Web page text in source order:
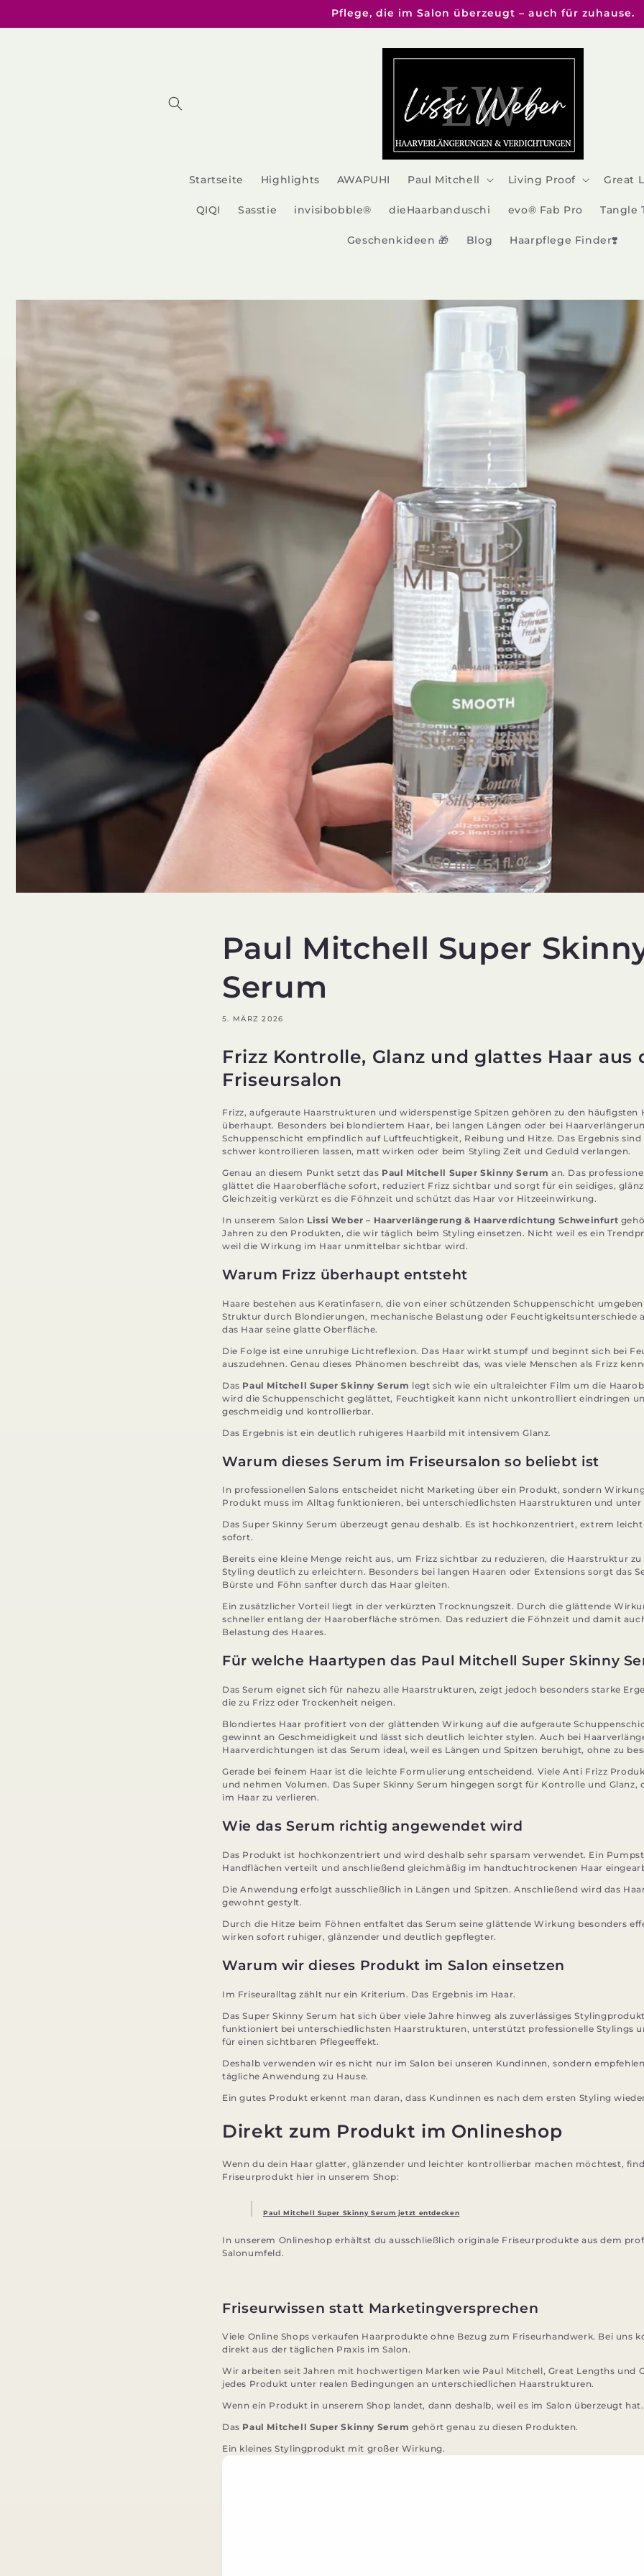
Inhalt
Pflege, die im Salon überzeugt – auch für zuhause.
Startseite Highlights AWAPUHI Paul Mitchell Living Proof Great
QIQI Sasstie invisibobble® dieHaarbanduschi evo® Fab Pro Tangle
Geschenkideen 🎁 Blog Haarpflege Finder❣️
Paul Mitchell Super
Serum
5. MÄRZ 2026
Frizz Kontrolle, Glanz und glattes Haar aus
Friseursalon
Frizz, aufgeraute Haarstrukturen und widerspenstige Spitzen gehören zu den häufigsten
überhaupt. Besonders bei blondiertem Haar, bei langen Längen oder bei
Schuppenschicht empfindlich auf Luftfeuchtigkeit, Reibung und Hitze. Das Ergebnis sind
schwer kontrollieren lassen, matt wirken oder beim Styling Zeit und Geduld verlangen.
Genau an diesem Punkt setzt das Paul Mitchell Super Skinny Serum an. Das
glättet die Haaroberfläche sofort, reduziert Frizz sichtbar und sorgt für ein seidiges,
Gleichzeitig verkürzt es die Föhnzeit und schützt das Haar vor Hitzeeinwirkung.
In unserem Salon Lissi Weber – Haarverlängerung & Haarverdichtung Schweinfurt
Jahren zu den Produkten, die wir täglich beim Styling einsetzen. Nicht weil es ein
weil die Wirkung im Haar unmittelbar sichtbar wird.
Warum Frizz überhaupt entsteht
Haare bestehen aus Keratinfasern, die von einer schützenden Schuppenschicht
Struktur durch Blondierungen, mechanische Belastung oder Feuchtigkeitsunterschiede
das Haar seine glatte Oberfläche.
Die Folge ist eine unruhige Lichtreflexion. Das Haar wirkt stumpf und beginnt sich bei
auszudehnen. Genau dieses Phänomen beschreibt das, was viele Menschen als Frizz
Das Paul Mitchell Super Skinny Serum legt sich wie ein ultraleichter Film um die
wird die Schuppenschicht geglättet, Feuchtigkeit kann nicht unkontrolliert eindringen
geschmeidig und kontrollierbar.
Das Ergebnis ist ein deutlich ruhigeres Haarbild mit intensivem Glanz.
Warum dieses Serum im Friseursalon so beliebt ist
In professionellen Salons entscheidet nicht Marketing über ein Produkt, sondern
Produkt muss im Alltag funktionieren, bei unterschiedlichsten Haarstrukturen und unter
Das Super Skinny Serum überzeugt genau deshalb. Es ist hochkonzentriert, extrem
sofort.
Bereits eine kleine Menge reicht aus, um Frizz sichtbar zu reduzieren, die Haarstruktur
Styling deutlich zu erleichtern. Besonders bei langen Haaren oder Extensions sorgt das
Bürste und Föhn sanfter durch das Haar gleiten.
Ein zusätzlicher Vorteil liegt in der verkürzten Trocknungszeit. Durch die glättende
schneller entlang der Haaroberfläche strömen. Das reduziert die Föhnzeit und damit
Belastung des Haares.
Für welche Haartypen das Paul Mitchell Super Skinny
Das Serum eignet sich für nahezu alle Haarstrukturen, zeigt jedoch besonders starke
die zu Frizz oder Trockenheit neigen.
Blondiertes Haar profitiert von der glättenden Wirkung auf die aufgeraute
gewinnt an Geschmeidigkeit und lässt sich deutlich leichter stylen. Auch bei
Haarverdichtungen ist das Serum ideal, weil es Längen und Spitzen beruhigt, ohne zu
Gerade bei feinem Haar ist die leichte Formulierung entscheidend. Viele Anti Frizz
und nehmen Volumen. Das Super Skinny Serum hingegen sorgt für Kontrolle und Glanz,
im Haar zu verlieren.
Wie das Serum richtig angewendet wird
Das Produkt ist hochkonzentriert und wird deshalb sehr sparsam verwendet. Ein
Handflächen verteilt und anschließend gleichmäßig im handtuchtrockenen Haar
Die Anwendung erfolgt ausschließlich in Längen und Spitzen. Anschließend wird das
gewohnt gestylt.
Durch die Hitze beim Föhnen entfaltet das Serum seine glättende Wirkung besonders
wirken sofort ruhiger, glänzender und deutlich gepflegter.
Warum wir dieses Produkt im Salon einsetzen
Im Friseuralltag zählt nur ein Kriterium. Das Ergebnis im Haar.
Das Super Skinny Serum hat sich über viele Jahre hinweg als zuverlässiges
funktioniert bei unterschiedlichsten Haarstrukturen, unterstützt professionelle Stylings
für einen sichtbaren Pflegeeffekt.
Deshalb verwenden wir es nicht nur im Salon bei unseren Kundinnen, sondern
tägliche Anwendung zu Hause.
Ein gutes Produkt erkennt man daran, dass Kundinnen es nach dem ersten Styling
Direkt zum Produkt im Onlineshop
Wenn du dein Haar glatter, glänzender und leichter kontrollierbar machen möchtest,
Friseurprodukt hier in unserem Shop:
Paul Mitchell Super Skinny Serum jetzt entdecken
In unserem Onlineshop erhältst du ausschließlich originale Friseurprodukte aus dem
Salonumfeld.
Friseurwissen statt Marketingversprechen
Viele Online Shops verkaufen Haarprodukte ohne Bezug zum Friseurhandwerk. Bei uns
direkt aus der täglichen Praxis im Salon.
Wir arbeiten seit Jahren mit hochwertigen Marken wie Paul Mitchell, Great Lengths und
jedes Produkt unter realen Bedingungen an unterschiedlichen Haarstrukturen.
Wenn ein Produkt in unserem Shop landet, dann deshalb, weil es im Salon überzeugt hat.
Das Paul Mitchell Super Skinny Serum gehört genau zu diesen Produkten.
Ein kleines Stylingprodukt mit großer Wirkung.